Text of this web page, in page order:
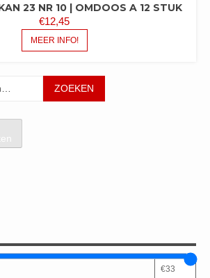
23 NR 10 | OMDOOS A 12 STUK
€12,45
MEER INFO!
ZOEKEN